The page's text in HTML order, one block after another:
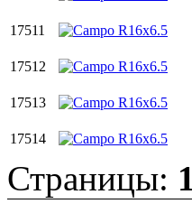
17511
17512
17513
17514
Страницы: